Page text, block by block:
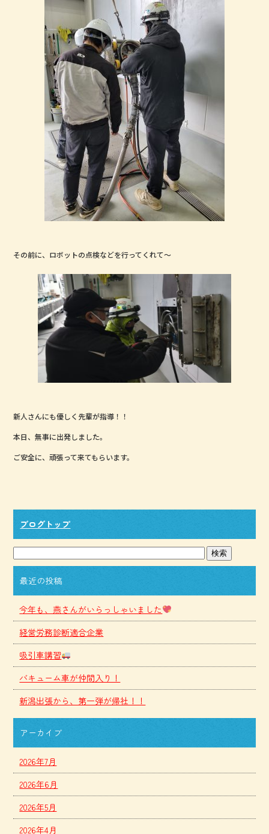
その前に、ロボットの点検などを行ってくれて～
新人さんにも優しく先輩が指導！！
本日、無事に出発しました。
ご安全に、頑張って来てもらいます。
ブログトップ
最近の投稿
今年も、燕さんがいらっしゃいました
経営労務診断適合企業
吸引車講習
バキューム車が仲間入り！
新潟出張から、第一弾が帰社！！
アーカイブ
2026年7月
2026年6月
2026年5月
2026年4月